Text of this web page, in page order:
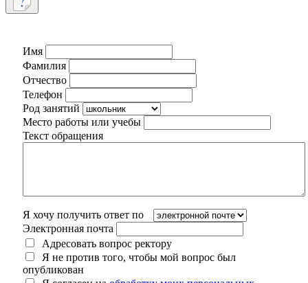
Имя
Фамилия
Отчество
Телефон
Род занятий
Место работы или учебы
Текст обращения
Я хочу получить ответ по
Электронная почта
Адресовать вопрос ректору
Я не против того, чтобы мой вопрос был
опубликован